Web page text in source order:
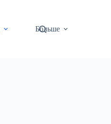
Больше